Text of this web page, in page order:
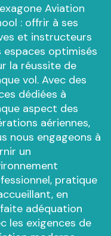
Aviation
: offrir à ses
et instructeurs
espaces optimisés
la réussite de
vol. Avec des
dédiées à
aspect des
aériennes,
nous engageons à
un
pratique
en
adéquation
les exigences de